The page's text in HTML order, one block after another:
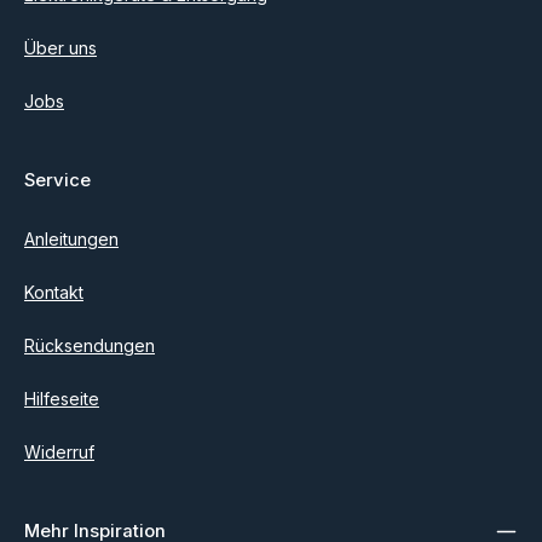
Über uns
Jobs
Service
Anleitungen
Kontakt
Rücksendungen
Hilfeseite
Widerruf
Mehr Inspiration